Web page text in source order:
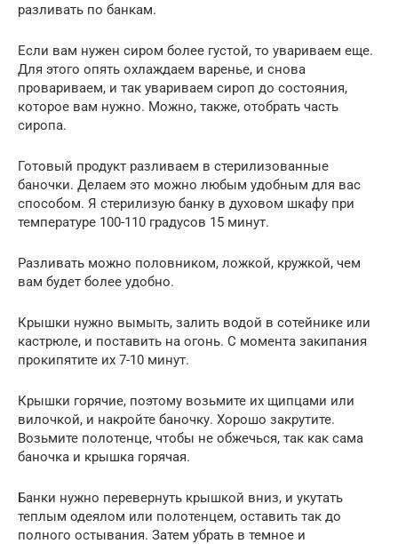
разливать по банкам.
Если вам нужен сиром более густой, то увариваем еще.
Для этого опять охлаждаем варенье, и снова
провариваем, и так увариваем сироп до состояния,
которое вам нужно. Можно, также, отобрать часть
сиропа.
Готовый продукт разливаем в стерилизованные
баночки. Делаем это можно любым удобным для вас
способом. Я стерилизую банку в духовом шкафу при
температуре 100-110 градусов 15 минут.
Разливать можно половником, ложкой, кружкой, чем
вам будет более удобно.
Крышки нужно вымыть, залить водой в сотейнике или
кастрюле, и поставить на огонь. С момента закипания
прокипятите их 7-10 минут.
Крышки горячие, поэтому возьмите их щипцами или
вилочкой, и накройте баночку. Хорошо закрутите.
Возьмите полотенце, чтобы не обжечься, так как сама
баночка и крышка горячая.
Банки нужно перевернуть крышкой вниз, и укутать
теплым одеялом или полотенцем, оставить так до
полного остывания. Затем убрать в темное и